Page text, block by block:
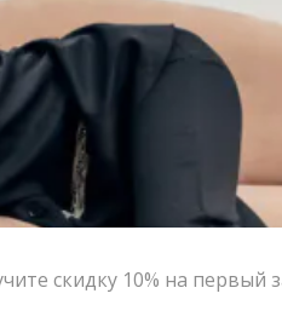
Предлагаем
пиджаком в тон.
скидку 10% на первый